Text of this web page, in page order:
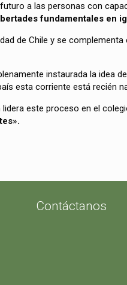
a las personas con
fundamentales en
de Chile y se
instaurada la idea
esta corriente está recién
este proceso en el
Contáctanos